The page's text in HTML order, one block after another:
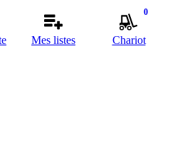
Mes listes
0
Chariot